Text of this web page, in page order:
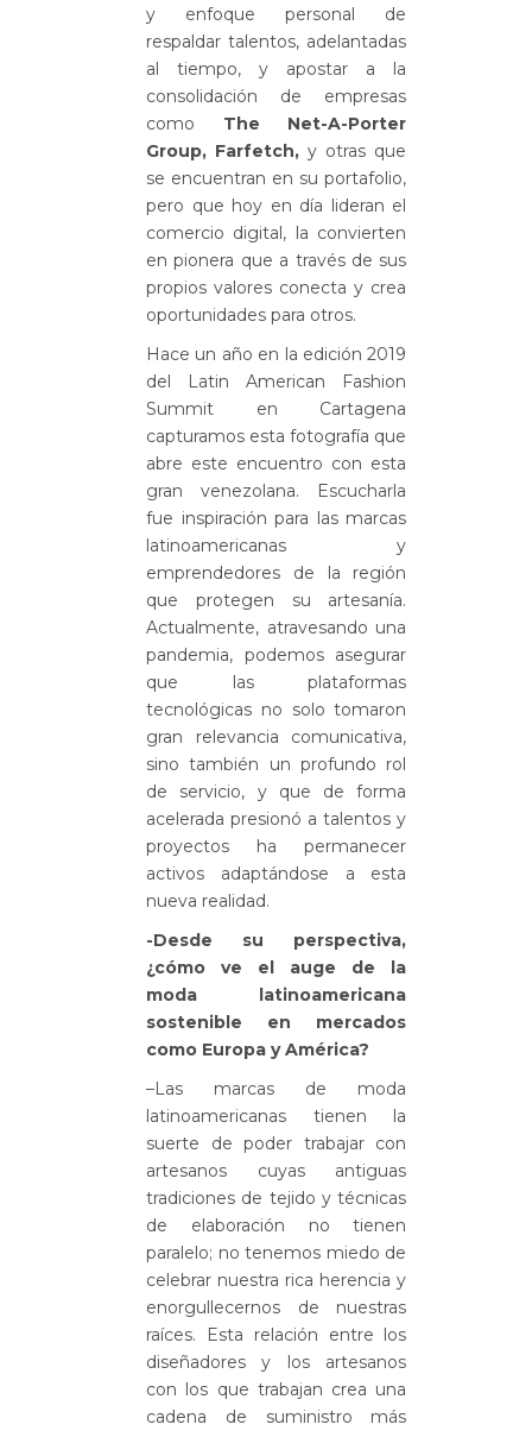
y enfoque personal de
respaldar talentos, adelantadas
al tiempo, y apostar a la
consolidación de empresas
como The Net-A-Porter
Group, Farfetch, y otras que
se encuentran en su portafolio,
pero que hoy en día lideran el
comercio digital, la convierten
en pionera que a través de sus
propios valores conecta y crea
oportunidades para otros.
Hace un año en la edición 2019
del Latin American Fashion
Summit en Cartagena
capturamos esta fotografía que
abre este encuentro con esta
gran venezolana. Escucharla
fue inspiración para las marcas
latinoamericanas y
emprendedores de la región
que protegen su artesanía.
Actualmente, atravesando una
pandemia, podemos asegurar
que las plataformas
tecnológicas no solo tomaron
gran relevancia comunicativa,
sino también un profundo rol
de servicio, y que de forma
acelerada presionó a talentos y
proyectos ha permanecer
activos adaptándose a esta
nueva realidad.
-Desde su perspectiva,
¿cómo ve el auge de la
moda latinoamericana
sostenible en mercados
como Europa y América?
–Las marcas de moda
latinoamericanas tienen la
suerte de poder trabajar con
artesanos cuyas antiguas
tradiciones de tejido y técnicas
de elaboración no tienen
paralelo; no tenemos miedo de
celebrar nuestra rica herencia y
enorgullecernos de nuestras
raíces. Esta relación entre los
diseñadores y los artesanos
con los que trabajan crea una
cadena de suministro más